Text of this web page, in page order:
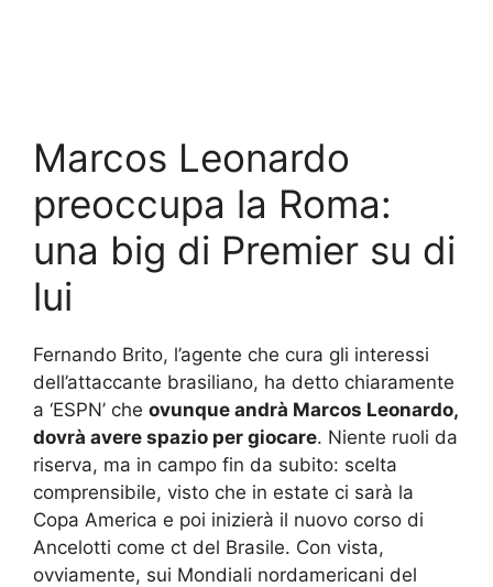
Marcos Leonardo
preoccupa la Roma:
una big di Premier su di
lui
Fernando Brito, l’agente che cura gli interessi
dell’attaccante brasiliano, ha detto chiaramente
a ‘ESPN’ che ovunque andrà Marcos Leonardo,
dovrà avere spazio per giocare. Niente ruoli da
riserva, ma in campo fin da subito: scelta
comprensibile, visto che in estate ci sarà la
Copa America e poi inizierà il nuovo corso di
Ancelotti come ct del Brasile. Con vista,
ovviamente, sui Mondiali nordamericani del